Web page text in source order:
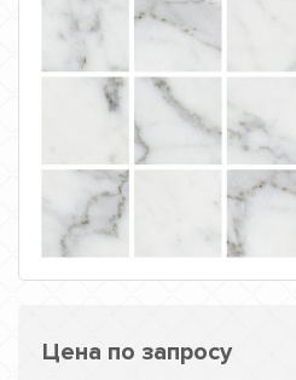
Цена по запросу